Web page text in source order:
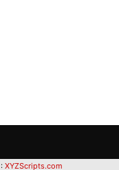
XYZScripts.com